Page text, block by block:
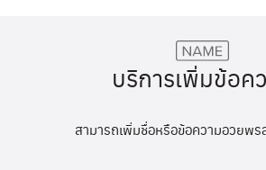
บริการเพิ่มข้อค
สามารถเพิ่มชื่อหรือข้อความอวยพ